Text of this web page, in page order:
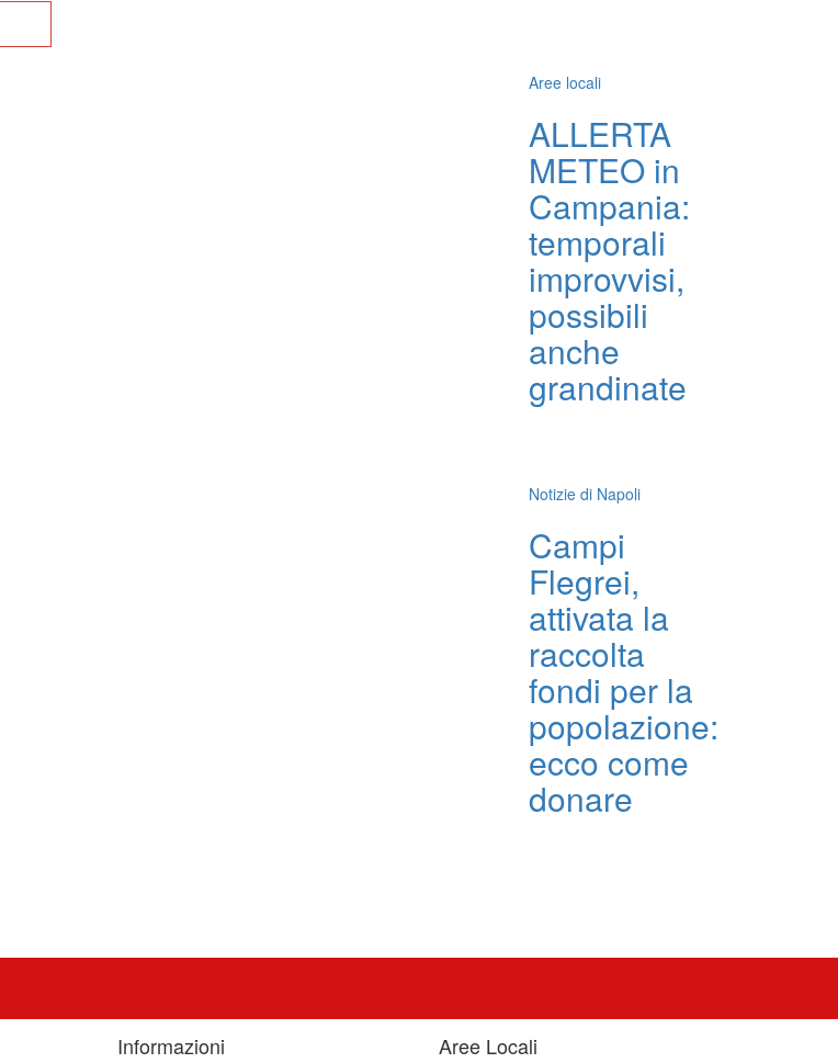
Aree locali
ALLERTA
METEO in
Campania:
temporali
improvvisi,
possibili
anche
grandinate
Notizie di Napoli
Campi
Flegrei,
attivata la
raccolta
fondi per la
popolazione:
ecco come
donare
Informazioni Aree Locali